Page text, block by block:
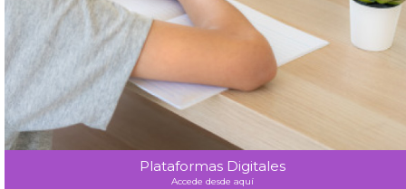
Plataformas Digitales
Accede desde aquí